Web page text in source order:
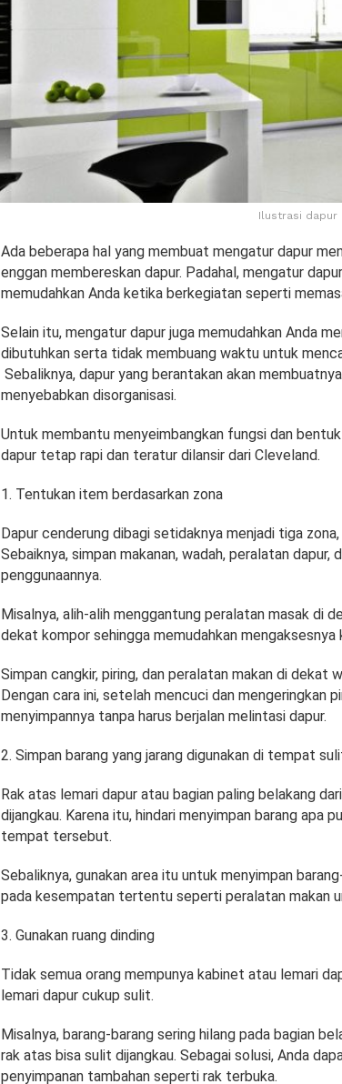
Ilustrasi dapur
Ada beberapa hal yang membuat mengatur dapur
enggan membereskan dapur. Padahal, mengatur
memudahkan Anda ketika berkegiatan seperti
Selain itu, mengatur dapur juga memudahkan Anda
dibutuhkan serta tidak membuang waktu untuk
Sebaliknya, dapur yang berantakan akan
menyebabkan disorganisasi.
Untuk membantu menyeimbangkan fungsi dan
dapur tetap rapi dan teratur dilansir dari Cleveland.
Tentukan item berdasarkan zona
Dapur cenderung dibagi setidaknya menjadi tiga
Sebaiknya, simpan makanan, wadah, peralatan dapur,
penggunaannya.
Misalnya, alih-alih menggantung peralatan masak di
dekat kompor sehingga memudahkan mengaksesnya
Simpan cangkir, piring, dan peralatan makan di dekat
Dengan cara ini, setelah mencuci dan mengeringkan
menyimpannya tanpa harus berjalan melintasi dapur.
Simpan barang yang jarang digunakan di tempat
Rak atas lemari dapur atau bagian paling belakang
dijangkau. Karena itu, hindari menyimpan barang apa
tempat tersebut.
Sebaliknya, gunakan area itu untuk menyimpan
pada kesempatan tertentu seperti peralatan makan
Gunakan ruang dinding
Tidak semua orang mempunya kabinet atau lemari
lemari dapur cukup sulit.
Misalnya, barang-barang sering hilang pada bagian
rak atas bisa sulit dijangkau. Sebagai solusi, Anda
penyimpanan tambahan seperti rak terbuka.